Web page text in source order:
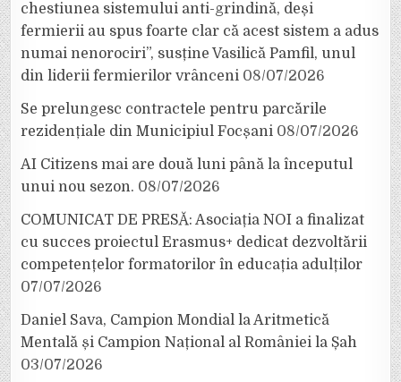
chestiunea sistemului anti-grindină, deși
fermierii au spus foarte clar că acest sistem a adus
numai nenorociri”, susține Vasilică Pamfil, unul
din liderii fermierilor vrânceni 08/07/2026
Se prelungesc contractele pentru parcările
rezidențiale din Municipiul Focșani 08/07/2026
AI Citizens mai are două luni până la începutul
unui nou sezon. 08/07/2026
COMUNICAT DE PRESĂ: Asociația NOI a finalizat
cu succes proiectul Erasmus+ dedicat dezvoltării
competențelor formatorilor în educația adulților
07/07/2026
Daniel Sava, Campion Mondial la Aritmetică
Mentală și Campion Național al României la Șah
03/07/2026